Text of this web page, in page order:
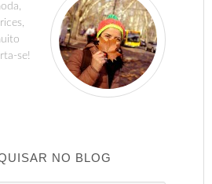
se!
NO BLOG